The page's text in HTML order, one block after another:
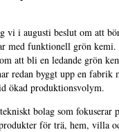
i augusti beslut om att
med funktionell grön
att bli en ledande grön
redan byggt upp en fabrik
ökad produktionsvolym.
bolag som fokuserar
för trä, hem, villa